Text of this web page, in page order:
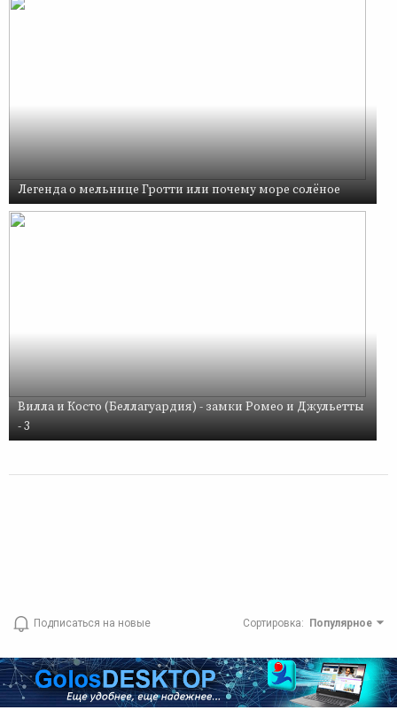
Легенда о мельнице Гротти или почему море солёное
Вилла и Косто (Беллагуардия) - замки Ромео и Джульетты
- 3
Подписаться на новые Сортировка: Популярное